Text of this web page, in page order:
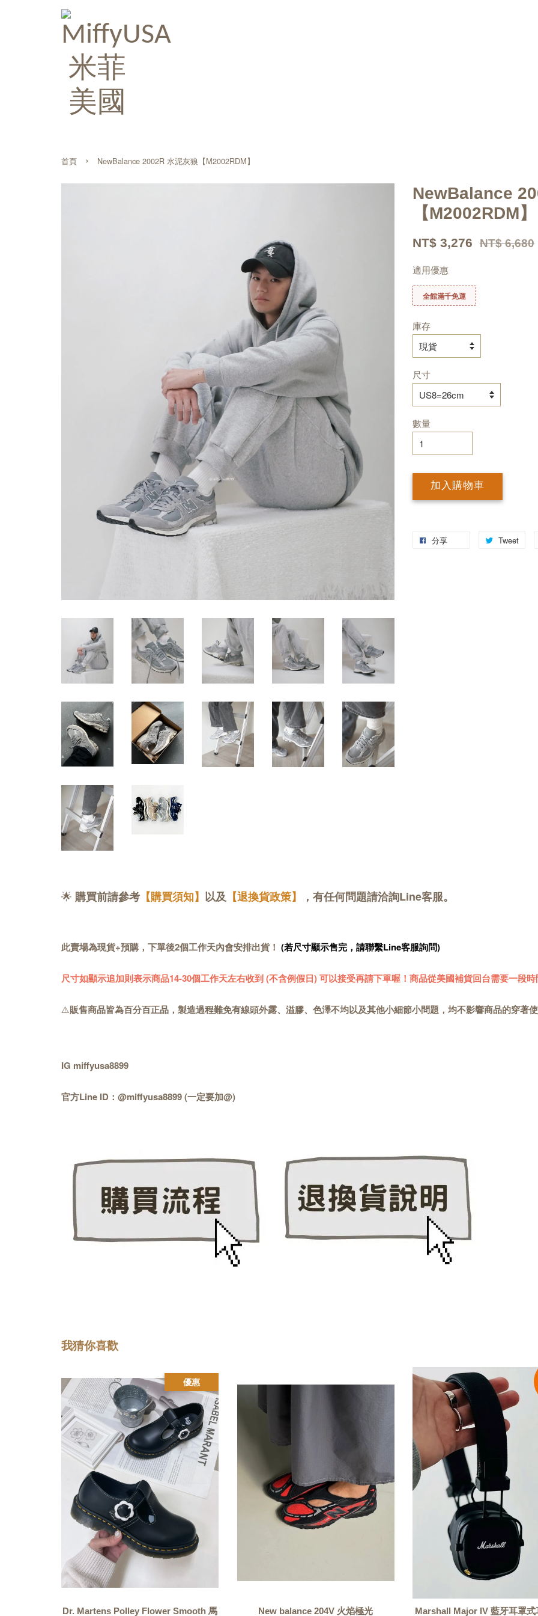
首頁 › NewBalance 2002R 水泥灰狼【M2002RDM】
NewBalance
【M2002RDM】
NT$ 3,276 NT$ 6,680
適用優惠
全館滿千免運
庫存
尺寸
數量
加入購物車
分享 Tweet
🌟 購買前請參考 【購買須知】 以及 【退換貨政策】 ，有任何問題請洽詢Line客服。
此賣場為現貨+預購，下單後2個工作天內會安排出貨！ (若尺寸顯示售完，請聯繫Line客服詢問)
尺寸如顯示追加則表示商品14-30個工作天左右收到 (不含例假日) 可以接受再請下單喔！商品從美國補貨回台需要一段時
⚠️販售商品皆為百分百正品，製造過程難免有線頭外露、溢膠、色澤不均以及其他小細節小問題，均不影響商品的穿著
IG miffyusa8899
官方Line ID：@miffyusa8899 (一定要加@)
我猜你喜歡
優惠
Dr. Martens Polley Flower Smooth 馬 New balance 204V 火焰極光 Marshall Major IV 藍牙耳罩式